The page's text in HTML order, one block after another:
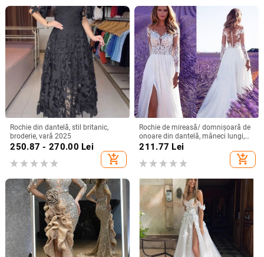
Rochie din dantelă, stil britanic,
broderie, vară 2025
250.87 - 270.00 Lei
add_shopping_cart
Rochie de mireasă/ domnișoară de
onoare din dantelă, mâneci lungi,
decolteu adânc în V, despicare, tren
211.77 Lei
add_shopping_cart